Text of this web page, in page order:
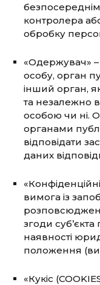
контролера
обробку
«Одержувач»
особу, орган
інший орган,
та незалежно
особою чи ні.
органами
відповідати
даних
вимога із
згоди
наявності
положення
«Кукіс